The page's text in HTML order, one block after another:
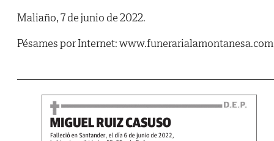
Maliaño, 7 de junio de 2022.
Pésames por Internet: www.funerarialamontanesa.com